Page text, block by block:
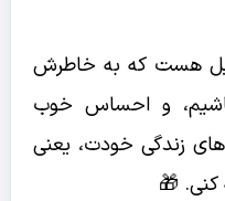
هست که به خاطرش
و احساس خوب
زندگی خودت، یعنی
کنی. 🎁